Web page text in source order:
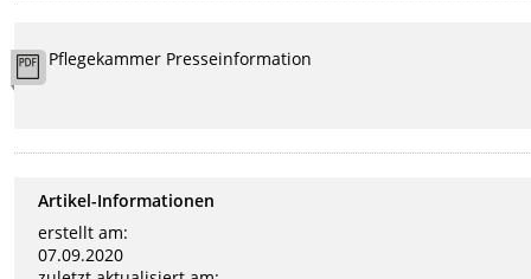
Pflegekammer Presseinformation
Artikel-Informationen
erstellt am:
07.09.2020